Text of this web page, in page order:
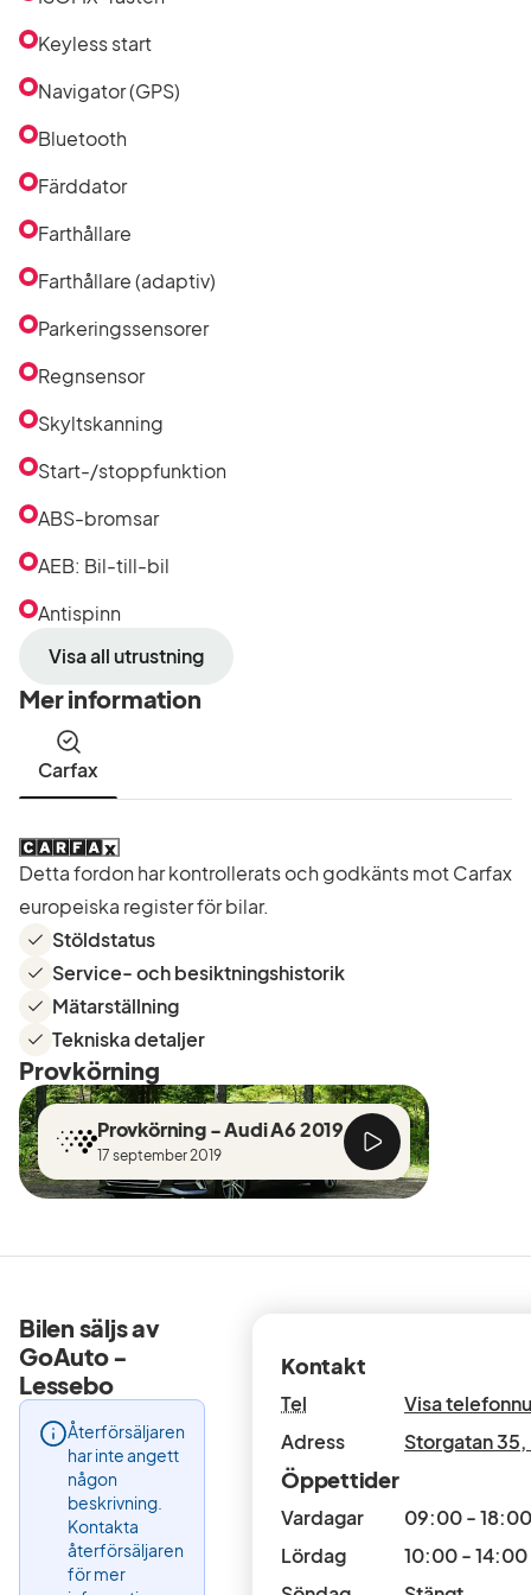
Varudeklarerade! Vi tillhandahåller självklart också
förmånlig finansiering och förlängd garanti samt
försäkring. Välkommen till GoAuto
Keyless start
Navigator (GPS)
Bluetooth
Färddator
Farthållare
Farthållare (adaptiv)
Parkeringssensorer
Regnsensor
Skyltskanning
Start-/stoppfunktion
ABS-bromsar
AEB: Bil-till-bil
Antispinn
Visa all utrustning
Mer information
Carfax
Detta fordon har kontrollerats och godkänts mot Carfax
europeiska register för bilar.
Stöldstatus
Service- och besiktningshistorik
Mätarställning
Tekniska detaljer
Provkörning
Provkörning - Audi A6 2019
17 september 2019
Bilen säljs av
GoAuto -
Lessebo
Återförsäljaren
har inte angett
någon
beskrivning.
Kontakta
återförsäljaren
för mer
Kontakt
Tel
Visa
Adress
Storgatan 35,
Öppettider
Vardagar
09:00 - 18:00
Lördag
10:00 - 14:00